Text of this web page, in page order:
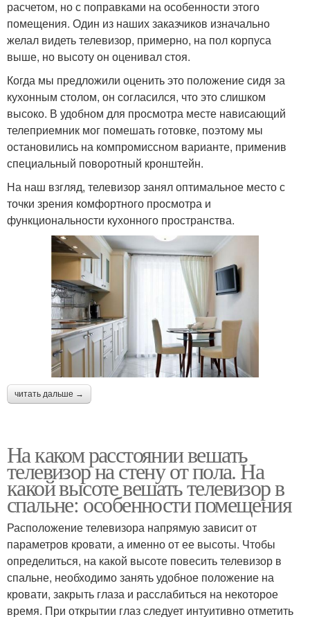
расчетом, но с поправками на особенности этого
помещения. Один из наших заказчиков изначально
желал видеть телевизор, примерно, на пол корпуса
выше, но высоту он оценивал стоя.
Когда мы предложили оценить это положение сидя за
кухонным столом, он согласился, что это слишком
высоко. В удобном для просмотра месте нависающий
телеприемник мог помешать готовке, поэтому мы
остановились на компромиссном варианте, применив
специальный поворотный кронштейн.
На наш взгляд, телевизор занял оптимальное место с
точки зрения комфортного просмотра и
функциональности кухонного пространства.
читать дальше →
На каком расстоянии вешать
телевизор на стену от пола. На
какой высоте вешать телевизор в
спальне: особенности помещения
Расположение телевизора напрямую зависит от
параметров кровати, а именно от ее высоты. Чтобы
определиться, на какой высоте повесить телевизор в
спальне, необходимо занять удобное положение на
кровати, закрыть глаза и расслабиться на некоторое
время. При открытии глаз следует интуитивно отметить